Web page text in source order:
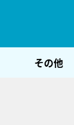
その他